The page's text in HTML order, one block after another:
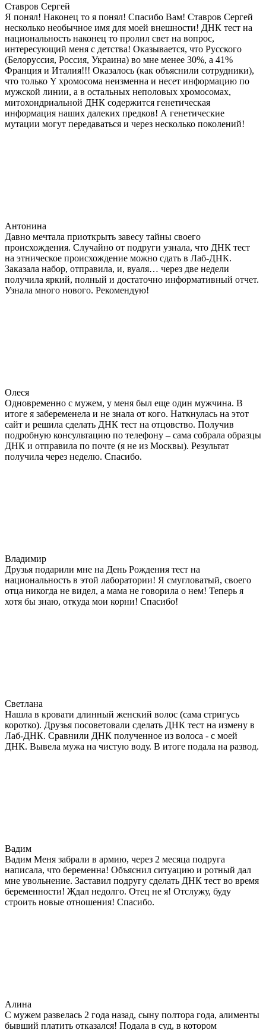
Ставров Сергей
Я понял! Наконец то я понял! Спасибо Вам! Ставров Сергей
несколько необычное имя для моей внешности! ДНК тест на
национальность наконец то пролил свет на вопрос,
интересующий меня с детства! Оказывается, что Русского
(Белоруссия, Россия, Украина) во мне менее 30%, а 41%
Франция и Италия!!! Оказалось (как объяснили сотрудники),
что только Y хромосома неизменна и несет информацию по
мужской линии, а в остальных неполовых хромосомах,
митохондриальной ДНК содержится генетическая
информация наших далеких предков! А генетические
мутации могут передаваться и через несколько поколений!
Антонина
Давно мечтала приоткрыть завесу тайны своего
происхождения. Случайно от подруги узнала, что ДНК тест
на этническое происхождение можно сдать в Лаб-ДНК.
Заказала набор, отправила, и, вуаля… через две недели
получила яркий, полный и достаточно информативный отчет.
Узнала много нового. Рекомендую!
Олеся
Одновременно с мужем, у меня был еще один мужчина. В
итоге я забеременела и не знала от кого. Наткнулась на этот
сайт и решила сделать ДНК тест на отцовство. Получив
подробную консультацию по телефону – сама собрала образцы
ДНК и отправила по почте (я не из Москвы). Результат
получила через неделю. Спасибо.
Владимир
Друзья подарили мне на День Рождения тест на
национальность в этой лаборатории! Я смугловатый, своего
отца никогда не видел, а мама не говорила о нем! Теперь я
хотя бы знаю, откуда мои корни! Спасибо!
Светлана
Нашла в кровати длинный женский волос (сама стригусь
коротко). Друзья посоветовали сделать ДНК тест на измену в
Лаб-ДНК. Сравнили ДНК полученное из волоса - с моей
ДНК. Вывела мужа на чистую воду. В итоге подала на развод.
Вадим
Вадим Меня забрали в армию, через 2 месяца подруга
написала, что беременна! Объяснил ситуацию и ротный дал
мне увольнение. Заставил подругу сделать ДНК тест во время
беременности! Ждал недолго. Отец не я! Отслужу, буду
строить новые отношения! Спасибо.
Алина
С мужем развелась 2 года назад, сыну полтора года, алименты
бывший платить отказался! Подала в суд, в котором